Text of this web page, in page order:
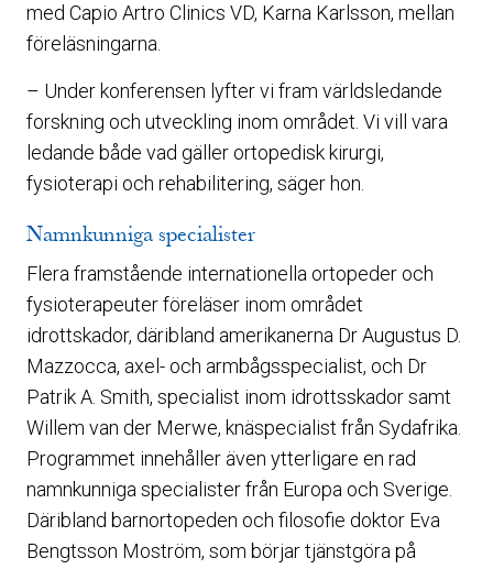
med Capio Artro Clinics VD, Karna Karlsson, mellan
föreläsningarna.
– Under konferensen lyfter vi fram världsledande
forskning och utveckling inom området. Vi vill vara
ledande både vad gäller ortopedisk kirurgi,
fysioterapi och rehabilitering, säger hon.
Namnkunniga specialister
Flera framstående internationella ortopeder och
fysioterapeuter föreläser inom området
idrottskador, däribland amerikanerna Dr Augustus D.
Mazzocca, axel- och armbågsspecialist, och Dr
Patrik A. Smith, specialist inom idrottsskador samt
Willem van der Merwe, knäspecialist från Sydafrika.
Programmet innehåller även ytterligare en rad
namnkunniga specialister från Europa och Sverige.
Däribland barnortopeden och filosofie doktor Eva
Bengtsson Moström, som börjar tjänstgöra på